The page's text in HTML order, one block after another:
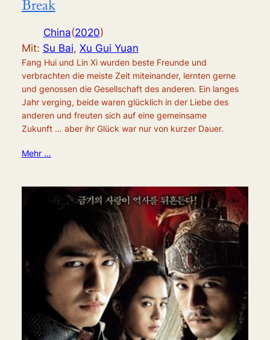
Break
China(2020)
Mit: Su Bai, Xu Gui Yuan
Fang Hui und Lin Xi wurden beste Freunde und
verbrachten die meiste Zeit miteinander, lernten gerne
und genossen die Gesellschaft des anderen. Ein langes
Jahr verging, beide waren glücklich in der Liebe des
anderen und freuten sich auf eine gemeinsame
Zukunft … aber ihr Glück war nur von kurzer Dauer.
Mehr …